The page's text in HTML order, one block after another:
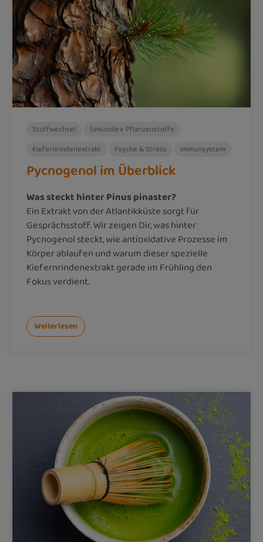
Stoffwechsel
Sekundäre Pflanzenstoffe
Kiefernrindenextrakt
Psyche & Stress Immunsystem
Pycnogenol im Überblick
Was steckt hinter Pinus pinaster?
Ein Extrakt von der Atlantikküste sorgt für
Gesprächsstoff. Wir zeigen Dir, was hinter
Pycnogenol steckt, wie antioxidative Prozesse im
Körper ablaufen und warum dieser spezielle
Kiefernrindenextrakt gerade im Frühling den
Fokus verdient.
Weiterlesen